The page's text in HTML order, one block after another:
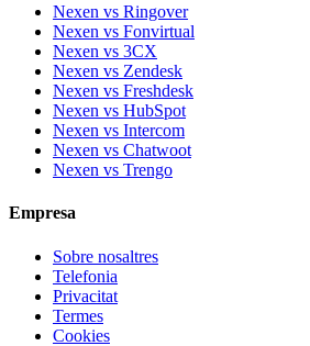
Nexen vs Ringover
Nexen vs Fonvirtual
Nexen vs 3CX
Nexen vs Zendesk
Nexen vs Freshdesk
Nexen vs HubSpot
Nexen vs Intercom
Nexen vs Chatwoot
Nexen vs Trengo
Empresa
Sobre nosaltres
Telefonia
Privacitat
Termes
Cookies